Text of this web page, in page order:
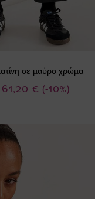
σε μαύρο χρώμα
(-10%)
Ειδική
61,20 €